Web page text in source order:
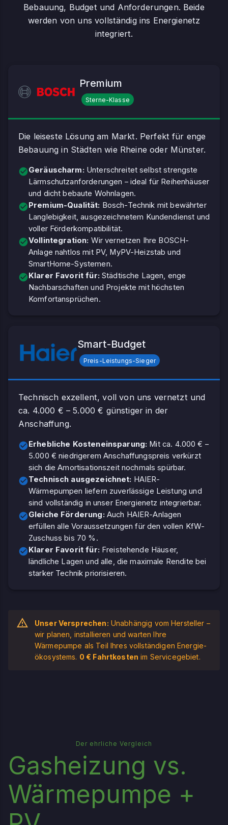
Bebauung, Budget und Anforderungen. Beide
werden von uns vollständig ins Energienetz
integriert.
Premium
Sterne-Klasse
Die leiseste Lösung am Markt. Perfekt für enge
Bebauung in Städten wie Rheine oder Münster.
Geräuscharm: Unterschreitet selbst strengste
Lärmschutzanforderungen – ideal für Reihenhäuser
und dicht bebaute Wohnlagen.
Premium-Qualität: Bosch-Technik mit bewährter
Langlebigkeit, ausgezeichnetem Kundendienst und
voller Förderkompatibilität.
Vollintegration: Wir vernetzen Ihre BOSCH-
Anlage nahtlos mit PV, MyPV-Heizstab und
SmartHome-Systemen.
Klarer Favorit für: Städtische Lagen, enge
Nachbarschaften und Projekte mit höchsten
Komfortansprüchen.
Smart-Budget
Preis-Leistungs-Sieger
Technisch exzellent, voll von uns vernetzt und
ca. 4.000 € – 5.000 € günstiger in der
Anschaffung.
Erhebliche Kosteneinsparung: Mit ca. 4.000 € –
5.000 € niedrigerem Anschaffungspreis verkürzt
sich die Amortisationszeit nochmals spürbar.
Technisch ausgezeichnet: HAIER-
Wärmepumpen liefern zuverlässige Leistung und
sind vollständig in unser Energienetz integrierbar.
Gleiche Förderung: Auch HAIER-Anlagen
erfüllen alle Voraussetzungen für den vollen KfW-
Zuschuss bis 70 %.
Klarer Favorit für: Freistehende Häuser,
ländliche Lagen und alle, die maximale Rendite bei
starker Technik priorisieren.
Unser Versprechen: Unabhängig vom Hersteller –
wir planen, installieren und warten Ihre
Wärmepumpe als Teil Ihres vollständigen Energie­
ökosystems. 0 € Fahrtkosten im Servicegebiet.
Der ehrliche Vergleich
Gasheizung vs.
Wärmepumpe +